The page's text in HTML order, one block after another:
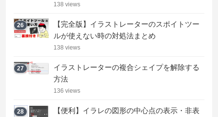
138 views
26
【完全版】イラストレーターのスポイトツー
ルが使えない時の対処法まとめ
138 views
27
イラストレーターの複合シェイプを解除する
方法
136 views
28
【便利】イラレの図形の中心点の表示・非表